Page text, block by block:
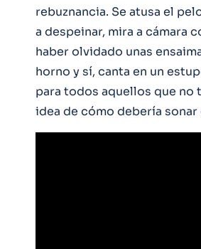
rebuznancia. Se atusa el
a despeinar, mira a cámara
haber olvidado unas
horno y sí, canta en un
para todos aquellos que no
idea de cómo debería sonar